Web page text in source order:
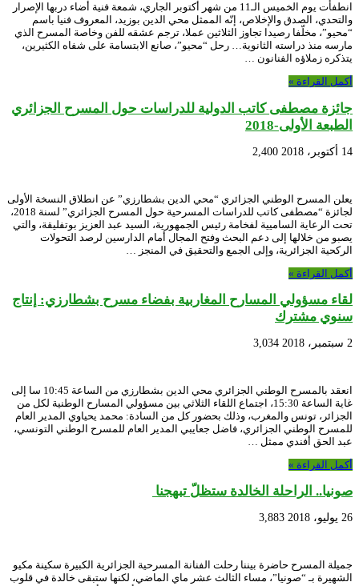
انطفأت يوم الخميس الـ11 من شهر أكتوبر الجاري، شمعة فنية أضاء دربها الإصرار
والتحدي، الصدق والإخلاص، إنّه الممثل محي الدين بوزيد، المعروف فنيا باسم
“محيو”، مخلّفا رصيدا تجاوز الثلاثين عملا، ترجم عشقه للفن وخاصة المسرح الذي
مارسه منذ دراسته الثانوية… رحل “محيو”، صانع الابتسامة على شفاه الكثيرين،
يتذكره زملاؤه الفنانون …
أكمل القراءة »
جائزة مصطفى كاتب الدولية للدراسات حول المسرح الجزائري
الطبعة الأولى-2018
14 أكتوبر، 2018 2,400
يعلن المسرح الوطني الجزائري “محي الدين بشطارزي” عن انطلاق النسخة الأولى
لجائزة “مصطفى كاتب للدراسات المسرحية حول المسرح الجزائري” لسنة 2018،
تحت الرعاية الساميية لفخامة رئيس الجمهورية، السيد عبد العزيز بوتفليقة، والتي
يصبو من خلالها إلى دعم البحث وفتح المجال أمام الدارسين لرصد التحولات
الركحية الجزائرية، وإلى الجمع والتحقيق في المنجز …
أكمل القراءة »
لقاء مسؤولي المسارح المغاربية بفضاء مسرح بشطارزي: إنتاج
سنوي مشترك
2 سبتمبر، 2018 3,034
انعقد بالمسرح الوطني الجزائري محي الدين بشطارزي من الساعة 10:45 سا إلى
غاية الساعة 15:30، اجتماع اللقاء الثلاثي بين مسؤولي المسارح الوطنية لكل من
الجزائر، تونس والمغرب، وذلك بحضور كل من السادة: محمد يحياوي المدير العام
للمسرح الوطني الجزائري، فاضل جعايبي المدير العام للمسرح الوطني التونسي،
عبد الحق أفندي ممثل …
أكمل القراءة »
صونيا.. الراحلة الخالدة ستظلّ تبهجنا
26 يوليو، 2018 3,883
جميلة المسرح حاضرة بيننا رحلت الفنانة المسرحية الجزائرية الكبيرة سكينة مكيو
الشهيرة بـ “صونيا”، مساء الثالث عشر ماي الماضي، لكنها ستبقى خالدة في قلوب